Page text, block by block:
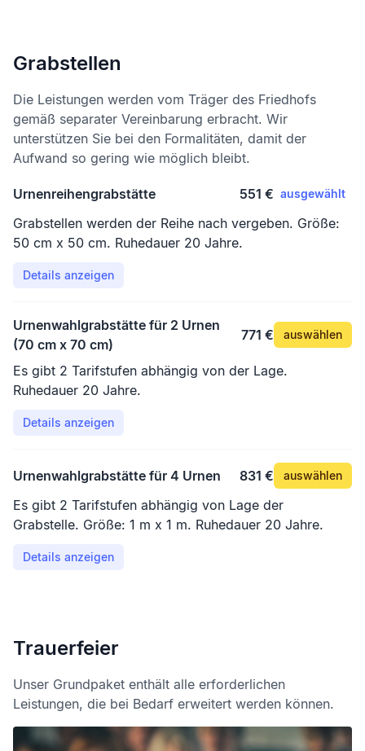
Grabstellen
Die Leistungen werden vom Träger des Friedhofs
gemäß separater Vereinbarung erbracht. Wir
unterstützen Sie bei den Formalitäten, damit der
Aufwand so gering wie möglich bleibt.
Urnenreihengrabstätte 551 € ausgewählt
Grabstellen werden der Reihe nach vergeben. Größe:
50 cm x 50 cm. Ruhedauer 20 Jahre.
Details anzeigen
Urnenwahlgrabstätte für 2 Urnen
(70 cm x 70 cm)
771 € auswählen
Es gibt 2 Tarifstufen abhängig von der Lage.
Ruhedauer 20 Jahre.
Details anzeigen
Urnenwahlgrabstätte für 4 Urnen 831 € auswählen
Es gibt 2 Tarifstufen abhängig von Lage der
Grabstelle. Größe: 1 m x 1 m. Ruhedauer 20 Jahre.
Details anzeigen
Trauerfeier
Unser Grundpaket enthält alle erforderlichen
Leistungen, die bei Bedarf erweitert werden können.